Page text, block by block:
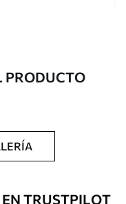
de barniz
murales de pared con
pueden
PRODUCTO
TRUSTPILOT